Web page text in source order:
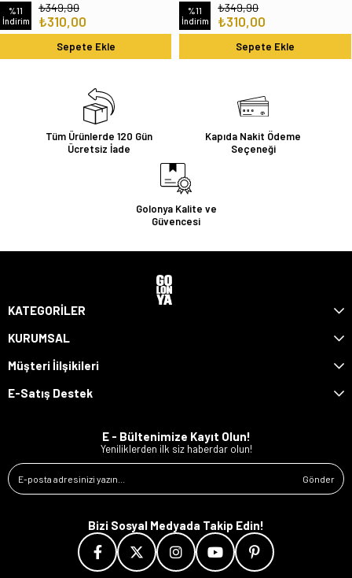
%11
İndirim
₺310,00
₺349,90
Sepete Ekle
%11
İndirim
₺310,00
₺349,90
Sepete Ekle
Tüm Ürünlerde 120 Gün
Ücretsiz İade
Kapıda Nakit Ödeme
Seçeneği
Golonya Kalite ve
Güvencesi
KATEGORİLER
KURUMSAL
Müşteri İilşikileri
E-Satış Destek
E - Bültenimize Kayıt Olun!
Yeniliklerden ilk siz haberdar olun!
Gönder
Bizi Sosyal Medyada Takip Edin!